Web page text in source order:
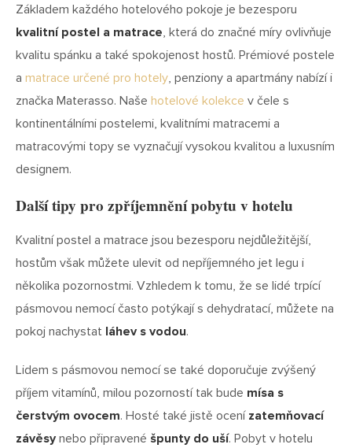
Základem každého hotelového pokoje je bezesporu
kvalitní postel a matrace, která do značné míry ovlivňuje
kvalitu spánku a také spokojenost hostů. Prémiové postele
a matrace určené pro hotely, penziony a apartmány nabízí i
značka Materasso. Naše hotelové kolekce v čele s
kontinentálními postelemi, kvalitními matracemi a
matracovými topy se vyznačují vysokou kvalitou a luxusním
designem.
Další tipy pro zpříjemnění pobytu v hotelu
Kvalitní postel a matrace jsou bezesporu nejdůležitější,
hostům však můžete ulevit od nepříjemného jet legu i
několika pozornostmi. Vzhledem k tomu, že se lidé trpící
pásmovou nemocí často potýkají s dehydratací, můžete na
pokoj nachystat láhev s vodou.
Lidem s pásmovou nemocí se také doporučuje zvýšený
příjem vitamínů, milou pozorností tak bude mísa s
čerstvým ovocem. Hosté také jistě ocení zatemňovací
závěsy nebo připravené špunty do uší. Pobyt v hotelu